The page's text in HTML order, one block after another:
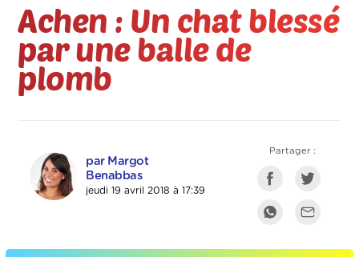
Achen : Un chat blessé
par une balle de
plomb
par Margot
Benabbas
jeudi 19 avril 2018 à 17:39
Partager :